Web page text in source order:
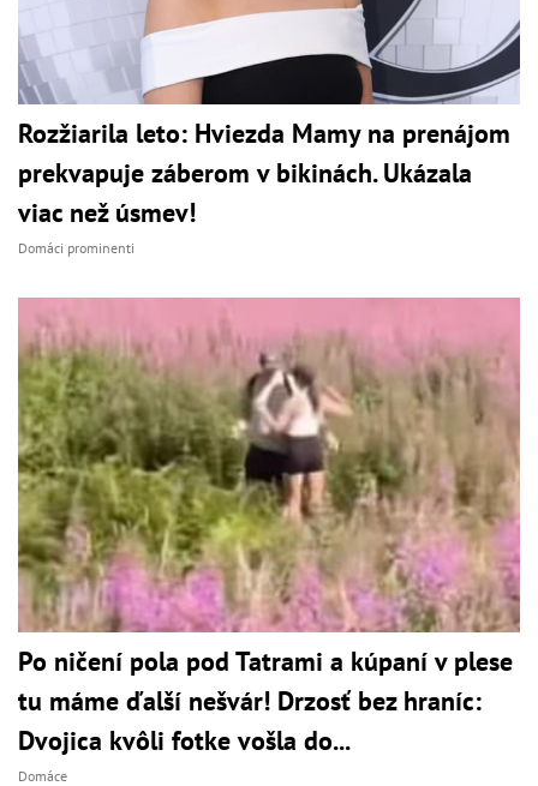
Rozžiarila leto: Hviezda Mamy na prenájom
prekvapuje záberom v bikinách. Ukázala
viac než úsmev!
Domáci prominenti
Po ničení pola pod Tatrami a kúpaní v plese
tu máme ďalší nešvár! Drzosť bez hraníc:
Dvojica kvôli fotke vošla do...
Domáce